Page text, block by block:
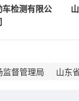
检测有限公
监督管理局 山东